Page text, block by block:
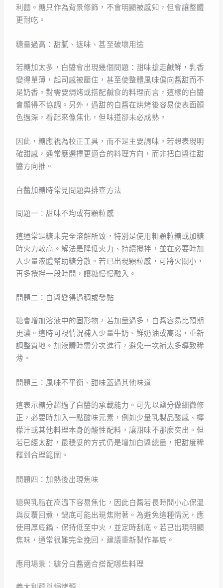
利麵。糖只作為背景修飾，不會明顯被感知，但會讓整體
更耐吃。
糖量過高：甜膩、遮味、甚至破壞用途
若糖加太多，白醬會出現幾個問題：甜味搶走鹹鮮，乳香
變得單薄，起司感被壓住，甚至使整體風味偏向醬甜而不
是奶香。對需要焗烤或搭配鹹食的料理而言，這樣的白醬
會顯得不協調。另外，過甜的白醬在烘烤後容易使表面顏
色過深，看起來像焦化，但味道卻未必成熟。
因此，糖應視為校正工具，而不是主要調味。若想表現明
確甜感，通常應選擇更適合的料理方向，而非把白醬往甜
醬方向推。
白醬加糖時常見問題與排查方法
問題一：甜味不均或有顆粒感
這通常是糖未完全溶解所致，特別是使用粗顆粒糖或加糖
時火力較高。解法是降低火力、持續攪拌，並在必要時加
入少量液體幫助糖分散。若已出現顆粒感，可將火關小，
再多攪拌一段時間，讓糖慢慢融入。
問題二：白醬變得過稠或發黏
糖會增加溶液中的固形物，若加量過多，白醬容易比預期
更濃。這時可視情況補入少量牛奶、鮮奶油或高湯，重新
調整質地。加液體時需分次進行，避免一次補太多導致稀
薄。
問題三：風味不平衡、甜味蓋過其他味道
這表示糖分超過了白醬的承載能力。可先以鹽分做細微修
正，必要時加入一點酸味元素，例如少量乳製品酸感、檸
檬汁或其他料理本身的酸性配料，讓甜味不那麼突出。但
若已經太甜，最穩妥的方式仍是增加白醬總量，把甜度稀
釋到合理範圍。
問題四：加熱後出現焦味
糖與乳脂在高溫下容易焦化，因此白醬若長時間小心保溫
與反覆回煮，鍋底可能出現焦附著。為避免這種情況，應
使用厚底鍋、保持低至中火，並定時刮底。若已出現明顯
焦味，通常很難完全挽回，建議重新製作基底。
應用場景：糖分白醬適合搭配哪些料理